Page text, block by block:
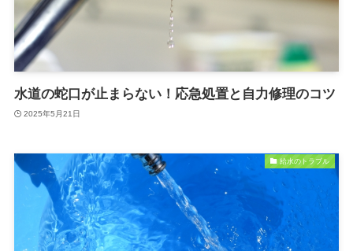
水道の蛇口が止まらない！応急処置と自力修理のコツ
2025年5月21日
給水のトラブル